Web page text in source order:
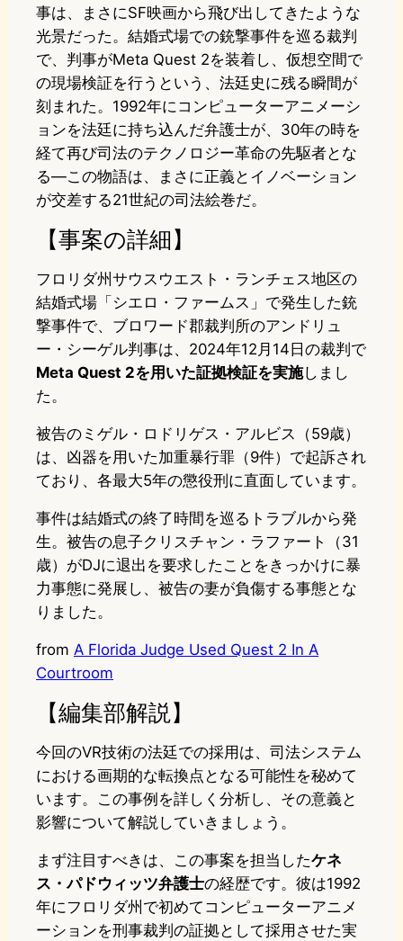
事は、まさにSF映画から飛び出してきたような
光景だった。結婚式場での銃撃事件を巡る裁判
で、判事がMeta Quest 2を装着し、仮想空間で
の現場検証を行うという、法廷史に残る瞬間が
刻まれた。1992年にコンピューターアニメーシ
ョンを法廷に持ち込んだ弁護士が、30年の時を
経て再び司法のテクノロジー革命の先駆者とな
る―この物語は、まさに正義とイノベーション
が交差する21世紀の司法絵巻だ。
【事案の詳細】
フロリダ州サウスウエスト・ランチェス地区の
結婚式場「シエロ・ファームス」で発生した銃
撃事件で、ブロワード郡裁判所のアンドリュ
ー・シーゲル判事は、2024年12月14日の裁判で
Meta Quest 2を用いた証拠検証を実施しまし
た。
被告のミゲル・ロドリゲス・アルビス（59歳）
は、凶器を用いた加重暴行罪（9件）で起訴され
ており、各最大5年の懲役刑に直面しています。
事件は結婚式の終了時間を巡るトラブルから発
生。被告の息子クリスチャン・ラファート（31
歳）がDJに退出を要求したことをきっかけに暴
力事態に発展し、被告の妻が負傷する事態とな
りました。
from A Florida Judge Used Quest 2 In A
Courtroom
【編集部解説】
今回のVR技術の法廷での採用は、司法システム
における画期的な転換点となる可能性を秘めて
います。この事例を詳しく分析し、その意義と
影響について解説していきましょう。
まず注目すべきは、この事案を担当したケネ
ス・パドウィッツ弁護士の経歴です。彼は1992
年にフロリダ州で初めてコンピューターアニメ
ーションを刑事裁判の証拠として採用させた実